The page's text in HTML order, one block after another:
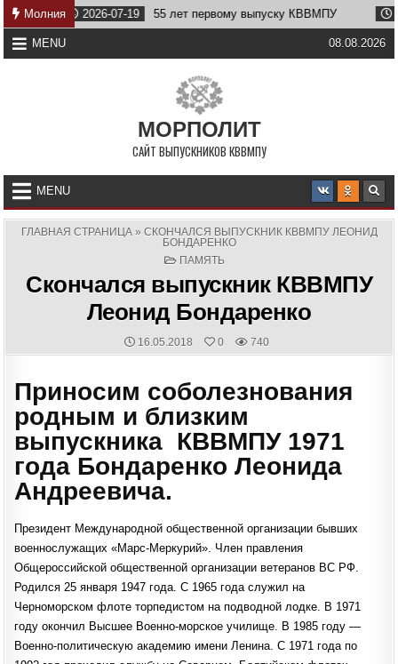
Skip
to
content
Молния
2026-07-19 55 лет первому выпуску КВВМПУ 2026-07-
MENU 08.08.2026
МОРПОЛИТ
САЙТ ВЫПУСКНИКОВ КВВМПУ
MENU
ГЛАВНАЯ СТРАНИЦА» СКОНЧАЛСЯ ВЫПУСКНИК КВВМПУ ЛЕОНИД
БОНДАРЕНКО
POSTED
ПАМЯТЬ
Скончался выпускник КВВМПУ
Леонид Бондаренко
PUBLISHED
DATE:
16.05.2018 0 740
Приносим соболезнования
родным и близким
выпускника КВВМПУ 1971
года Бондаренко Леонида
Андреевича.
Президент Международной общественной организации бывших
военнослужащих «Марс-Меркурий». Член правления
Общероссийской общественной организации ветеранов ВС РФ.
Родился 25 января 1947 года. С 1965 года служил на
Черноморском флоте торпедистом на подводной лодке. В 1971
году окончил Высшее Военно-морское училище. В 1985 году —
Военно-политическую академию имени Ленина. С 1971 года по